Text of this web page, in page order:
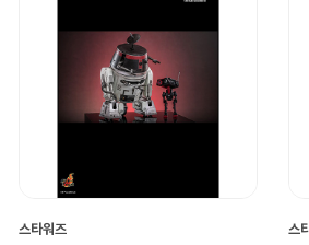
스타워즈 스